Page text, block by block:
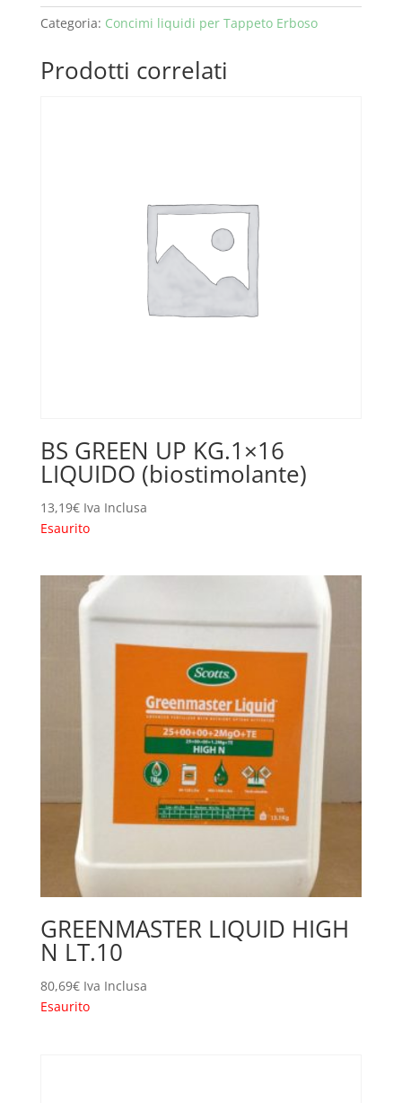
Categoria: Concimi liquidi per Tappeto Erboso
Prodotti correlati
BS GREEN UP KG.1×16
LIQUIDO (biostimolante)
13,19€ Iva Inclusa
Esaurito
GREENMASTER LIQUID HIGH
N LT.10
80,69€ Iva Inclusa
Esaurito